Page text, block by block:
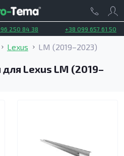
250 84 38 +38 099 657 61 50
Lexus LM (2019–2023)
для Lexus LM (2019–